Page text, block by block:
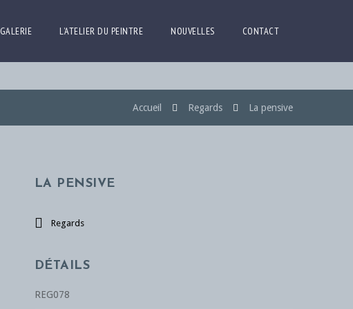
GALERIE L’ATELIER DU PEINTRE NOUVELLES CONTACT
Accueil Regards La pensive
LA PENSIVE
Regards
DÉTAILS
REG078